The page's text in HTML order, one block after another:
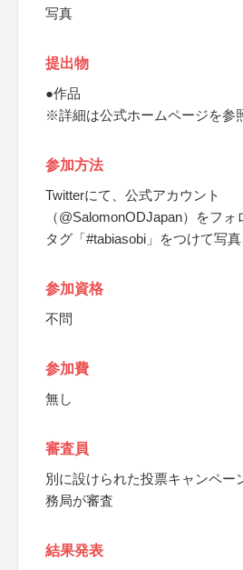
写真
提出物
●作品
※詳細は公式ホームページを参
参加方法
Twitterにて、公式アカウント
（@SalomonODJapan）をフ
タグ「#tabiasobi」をつけて写
参加資格
不問
参加費
無し
審査員
別に設けられた投票キャンペー
務局が審査
結果発表